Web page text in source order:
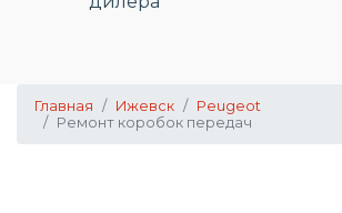
Главная Ижевск
Peugeot
Ремонт коробок передач